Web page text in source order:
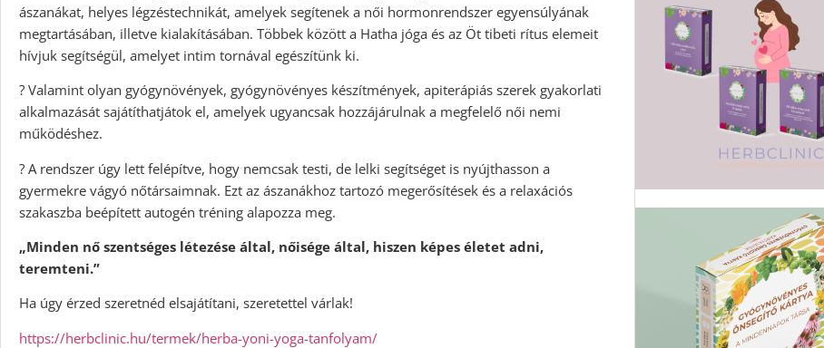
ászanákat, helyes légzéstechnikát, amelyek segítenek a női hormonrendszer egyensúlyának
megtartásában, illetve kialakításában. Többek között a Hatha jóga és az Öt tibeti rítus elemeit
hívjuk segítségül, amelyet intim tornával egészítünk ki.
? Valamint olyan gyógynövények, gyógynövényes készítmények, apiterápiás szerek gyakorlati
alkalmazását sajátíthatjátok el, amelyek ugyancsak hozzájárulnak a megfelelő női nemi
működéshez.
? A rendszer úgy lett felépítve, hogy nemcsak testi, de lelki segítséget is nyújthasson a
gyermekre vágyó nőtársaimnak. Ezt az ászanákhoz tartozó megerősítések és a relaxációs
szakaszba beépített autogén tréning alapozza meg.
„Minden nő szentséges létezése által, nőisége által, hiszen képes életet adni,
teremteni.”
Ha úgy érzed szeretnéd elsajátítani, szeretettel várlak!
https://herbclinic.hu/termek/herba-yoni-yoga-tanfolyam/